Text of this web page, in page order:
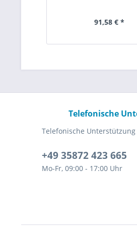
91,58 € *
Telefonische
Telefonische
+49 35872 423 665
Mo-Fr, 09:00 - 17:00 Uhr